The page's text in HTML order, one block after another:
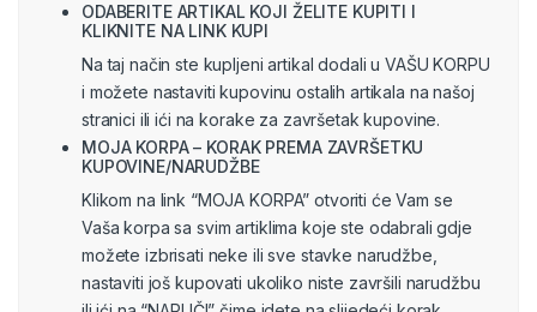
ODABERITE ARTIKAL KOJI ŽELITE KUPITI I
KLIKNITE NA LINK KUPI
Na taj način ste kupljeni artikal dodali u VAŠU KORPU
i možete nastaviti kupovinu ostalih artikala na našoj
stranici ili ići na korake za završetak kupovine.
MOJA KORPA – KORAK PREMA ZAVRŠETKU
KUPOVINE/NARUDŽBE
Klikom na link “MOJA KORPA” otvoriti će Vam se
Vaša korpa sa svim artiklima koje ste odabrali gdje
možete izbrisati neke ili sve stavke narudžbe,
nastaviti još kupovati ukoliko niste završili narudžbu